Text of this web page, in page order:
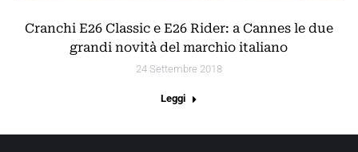
Cranchi E26 Classic e E26 Rider: a Cannes le due
grandi novità del marchio italiano
24 Settembre 2018
Leggi